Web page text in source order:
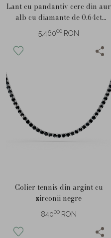
Lant cu pandantiv cerc din aur
alb cu diamante de 0.64ct
create in laborator
5,46000 RON
Colier tennis din argint cu
zirconii negre
84000 RON